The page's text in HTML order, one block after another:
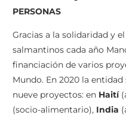
PERSONAS
Gracias a la solidaridad y
salmantinos cada año
financiación de varios
Mundo. En 2020 la
nueve proyectos: en Haití
(socio-alimentario), India